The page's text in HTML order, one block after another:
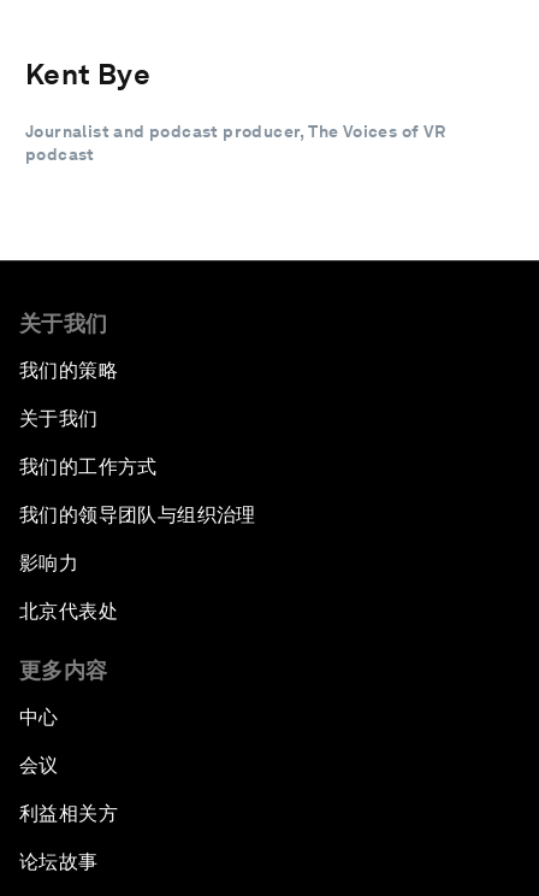
Kent Bye
Journalist and podcast producer, The Voices of VR
podcast
关于我们
我们的策略
关于我们
我们的工作方式
我们的领导团队与组织治理
影响力
北京代表处
更多内容
中心
会议
利益相关方
论坛故事